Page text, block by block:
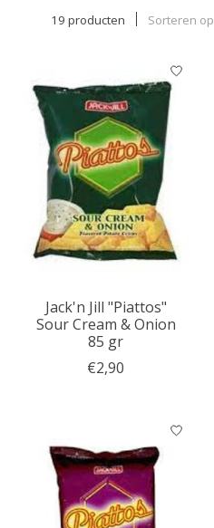
19 producten Sorteren op
Jack'n Jill "Piattos"
Sour Cream & Onion
85 gr
€2,90